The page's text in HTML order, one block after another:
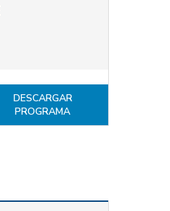
DESCARGAR
PROGRAMA